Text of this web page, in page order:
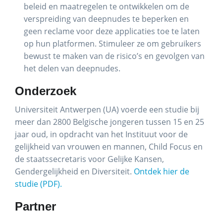
beleid en maatregelen te ontwikkelen om de
verspreiding van deepnudes te beperken en
geen reclame voor deze applicaties toe te laten
op hun platformen. Stimuleer ze om gebruikers
bewust te maken van de risico’s en gevolgen van
het delen van deepnudes.
Onderzoek
Universiteit Antwerpen (UA) voerde een studie bij
meer dan 2800 Belgische jongeren tussen 15 en 25
jaar oud, in opdracht van het Instituut voor de
gelijkheid van vrouwen en mannen, Child Focus en
de staatssecretaris voor Gelijke Kansen,
Gendergelijkheid en Diversiteit. Ontdek hier de
studie (PDF).
Partner